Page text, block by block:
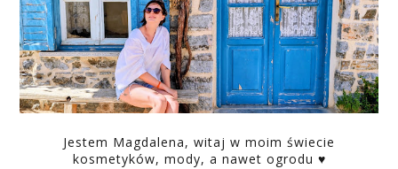
Jestem Magdalena, witaj w moim świecie
kosmetyków, mody, a nawet ogrodu ♥